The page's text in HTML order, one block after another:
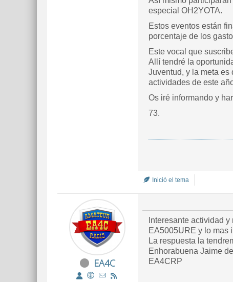
especial OH2YOTA.
Estos eventos están
porcentaje de los
Este vocal que
Allí tendré la
Juventud, y la meta
actividades de este
Os iré informando y
73.
Inició el tema
EA4C
Interesante actividad
La respuesta la
Enhorabuena Jaime
EA4CRP